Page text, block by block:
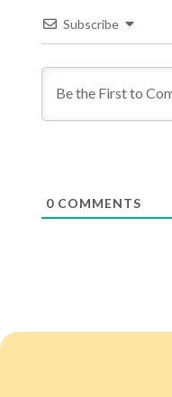
Subscribe
0COMMENTS